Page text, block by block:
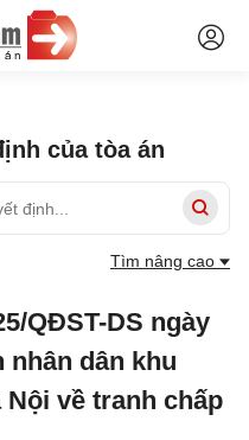
của tòa án
Tìm nâng cao
QĐST-DS ngày
nhân dân khu
Nội về tranh chấp